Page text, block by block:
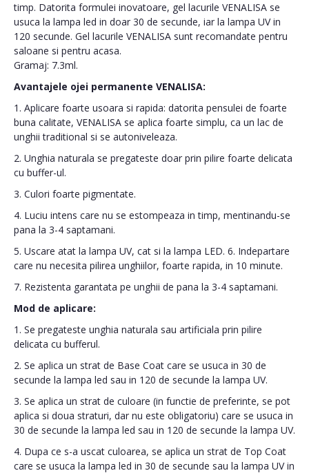
timp. Datorita formulei inovatoare, gel lacurile VENALISA se
usuca la lampa led in doar 30 de secunde, iar la lampa UV in
120 secunde. Gel lacurile VENALISA sunt recomandate pentru
saloane si pentru acasa.
Gramaj: 7.3ml.
Avantajele ojei permanente VENALISA:
1. Aplicare foarte usoara si rapida: datorita pensulei de foarte
buna calitate, VENALISA se aplica foarte simplu, ca un lac de
unghii traditional si se autoniveleaza.
2. Unghia naturala se pregateste doar prin pilire foarte delicata
cu buffer-ul.
3. Culori foarte pigmentate.
4. Luciu intens care nu se estompeaza in timp, mentinandu-se
pana la 3-4 saptamani.
5. Uscare atat la lampa UV, cat si la lampa LED. 6. Indepartare
care nu necesita pilirea unghiilor, foarte rapida, in 10 minute.
7. Rezistenta garantata pe unghii de pana la 3-4 saptamani.
Mod de aplicare:
1. Se pregateste unghia naturala sau artificiala prin pilire
delicata cu bufferul.
2. Se aplica un strat de Base Coat care se usuca in 30 de
secunde la lampa led sau in 120 de secunde la lampa UV.
3. Se aplica un strat de culoare (in functie de preferinte, se pot
aplica si doua straturi, dar nu este obligatoriu) care se usuca in
30 de secunde la lampa led sau in 120 de secunde la lampa UV.
4. Dupa ce s-a uscat culoarea, se aplica un strat de Top Coat
care se usuca la lampa led in 30 de secunde sau la lampa UV in